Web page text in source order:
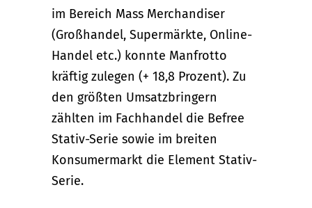
im Bereich Mass Merchandiser
(Großhandel, Super­märkte, Online-
Handel etc.) konnte Manfrotto
kräftig zulegen (+ 18,8 Prozent). Zu
den größten Umsatzbringern
zählten im Fachhandel die Befree
Stativ-Serie sowie im breiten
Konsumer­markt die Element Stativ-
Serie.